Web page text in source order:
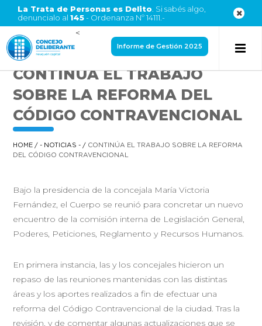
La Trata de Personas es Delito . Si sabés algo,
denuncialo al 145- Ordenanza Nº 14111.-
<
Informe de Gestión 2025
CONTINÚA EL TRABAJO
SOBRE LA REFORMA DEL
CÓDIGO CONTRAVENCIONAL
HOME /- NOTICIAS - / CONTINÚA EL TRABAJO SOBRE LA REFORMA
DEL CÓDIGO CONTRAVENCIONAL
Bajo la presidencia de la concejala María Victoria
Fernández, el Cuerpo se reunió para concretar un nuevo
encuentro de la comisión interna de Legislación General,
Poderes, Peticiones, Reglamento y Recursos Humanos.
En primera instancia, las y los concejales hicieron un
repaso de las reuniones mantenidas con las distintas
áreas y los aportes realizados a fin de efectuar una
reforma del Código Contravencional de la ciudad. Tras la
revisión, y de comentar algunas actualizaciones que se